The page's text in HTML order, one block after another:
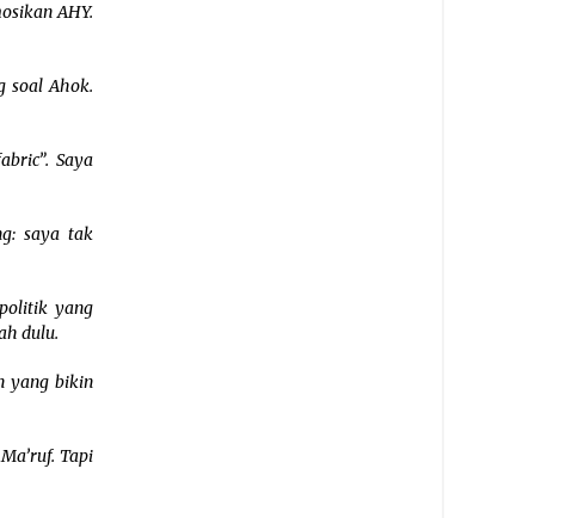
AHY.
soal Ahok.
Saya
saya tak
yang
dulu.
yang bikin
Tapi